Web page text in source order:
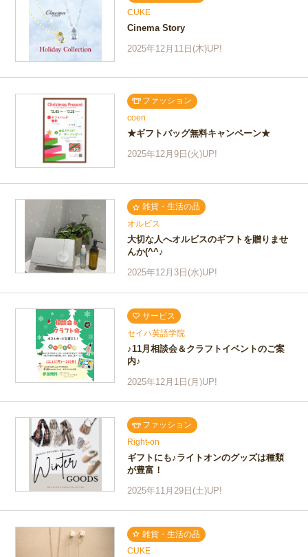
CUKE
Cinema Story
2025年12月11日(木)UP!
ファッション
coen
★ギフトバッグ無料キャンペーン★
2025年12月9日(火)UP!
雑貨・生活の品
オルビス
大切な人へオルビスのギフトを贈りませ
んか(^^♪
2025年12月3日(水)UP!
サービス
セイハ英語学院
♪11月相談会＆クラフトイベントのご案
内♪
2025年12月1日(月)UP!
ファッション
Right-on
ギフトにも♪ライトオンのグッズは種類
が豊富！
2025年11月29日(土)UP!
雑貨・生活の品
CUKE